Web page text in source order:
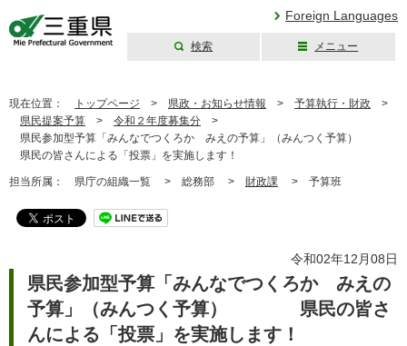
Foreign Languages
検索 メニュー
現在位置： トップページ > 県政・お知らせ情報 > 予算執行・財政 >
県民提案予算 > 令和２年度募集分 >
県民参加型予算「みんなでつくろか みえの予算」（みんつく予算）
県民の皆さんによる「投票」を実施します！
担当所属： 県庁の組織一覧 > 総務部 > 財政課 > 予算班
令和02年12月08日
県民参加型予算「みんなでつくろか みえの
予算」（みんつく予算） 県民の皆さ
んによる「投票」を実施します！